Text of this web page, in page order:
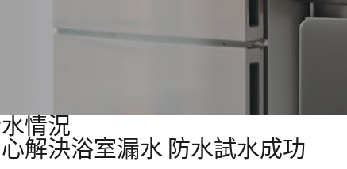
情況
解決浴室漏水 防水試水成功